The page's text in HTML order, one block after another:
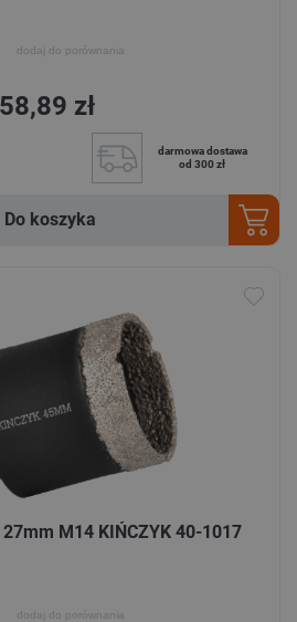
dodaj do porównania
58,89 zł
darmowa dostawa
od 300 zł
Do koszyka
M14 KIŃCZYK 40-1017
dodaj do porównania